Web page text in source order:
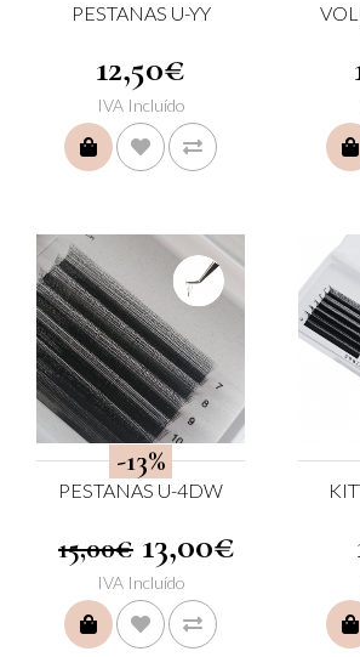
PESTANAS U-YY
12,50€
IVA Incluído
COMPRAR
-13%
PESTANAS U-4DW
15,00€ 13,00€
IVA Incluído
COMPRAR